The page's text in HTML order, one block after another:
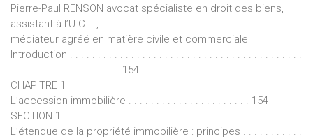
Pierre-Paul RENSON avocat spécialiste en droit des biens,
assistant à l’U.C.L.,
médiateur agréé en matière civile et commerciale
Introduction . . . . . . . . . . . . . . . . . . . . . . . . . . . . . . . . . . . . . . . . . .
. . . . . . . . . . . . . . . . . . . . 154
CHAPITRE 1
L’accession immobilière . . . . . . . . . . . . . . . . . . . . . . 154
SECTION 1
L’étendue de la propriété immobilière : principes . . . . . . . . . . .